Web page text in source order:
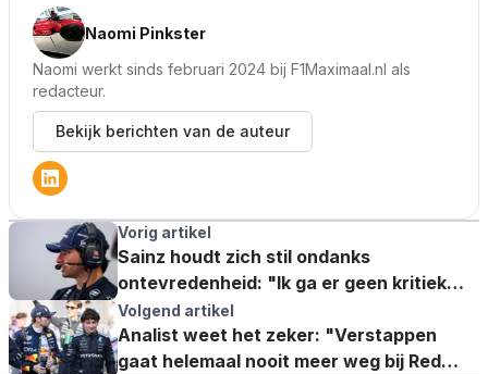
Naomi Pinkster
Naomi werkt sinds februari 2024 bij F1Maximaal.nl als
redacteur.
Bekijk berichten van de auteur
Vorig artikel
Sainz houdt zich stil ondanks
ontevredenheid: "Ik ga er geen kritiek
meer op leveren"
Volgend artikel
Analist weet het zeker: "Verstappen
gaat helemaal nooit meer weg bij Red